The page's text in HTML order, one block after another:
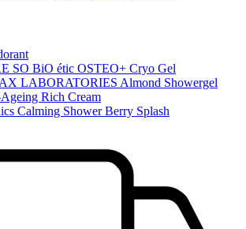
SO BiO étic OSTEO+ Cryo Gel
LABORATORIES Almond Showergel
Rich Cream
Calming Shower Berry Splash